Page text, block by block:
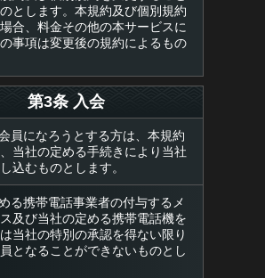
とします。本規約及び個別規約
合、料金その他の本サービスに
事項は変更後の規約によるもの
第3条 入会
員になろうとする方は、本規約
当社の定める手続きにより当社
込むものとします。
る携帯電話事業者の付与するメ
及び当社の定める携帯電話機を
当社の特別の承認を得ない限り
となることができないものとし